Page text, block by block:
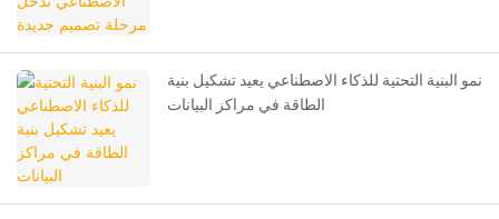
نمو البنية التحتية للذكاء الاصطناعي يعيد تشكيل بنية
الطاقة في مراكز البيانات